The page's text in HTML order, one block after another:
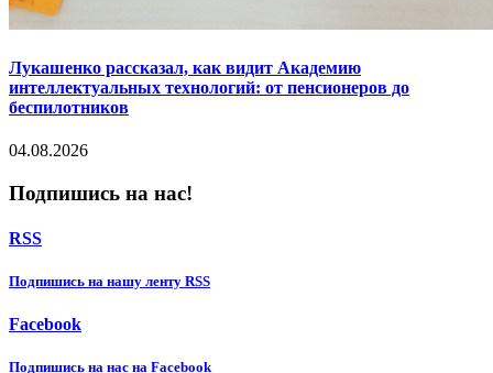
Лукашенко рассказал, как видит Академию
интеллектуальных технологий: от пенсионеров до
беспилотников
04.08.2026
Подпишись на нас!
RSS
Подпишиcь на нашу ленту RSS
Facebook
Подпишиcь на нас на Facebook